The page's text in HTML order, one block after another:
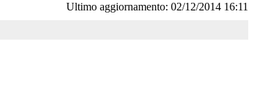
Ultimo aggiornamento: 02/12/2014 16:11